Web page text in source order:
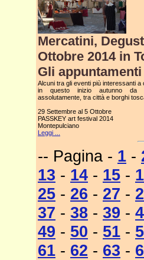
Mercatini,
Ottobre 2014 in
Gli
Alcuni tra gli eventi più interessanti a
in questo inizio autunno da
assolutamente, tra città e borghi
29 Settembre al 5 Ottobre
PASSKEY art festival 2014
Montepulciano
Leggi ...
-- Pagina - 1 -
13 - 14 - 15 -
25 - 26 - 27 -
37 - 38 - 39 -
49 - 50 - 51 -
61 - 62 - 63 -